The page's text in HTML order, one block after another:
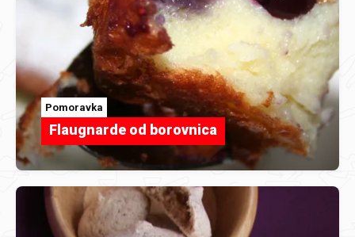
Pomoravka
Flaugnarde od borovnica